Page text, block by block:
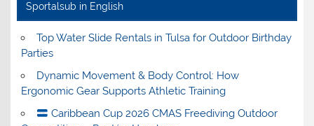
Sportalsub in English
Top Water Slide Rentals in Tulsa for Outdoor Birthday
Parties
Dynamic Movement & Body Control: How
Ergonomic Gear Supports Athletic Training
Caribbean Cup 2026 CMAS Freediving Outdoor